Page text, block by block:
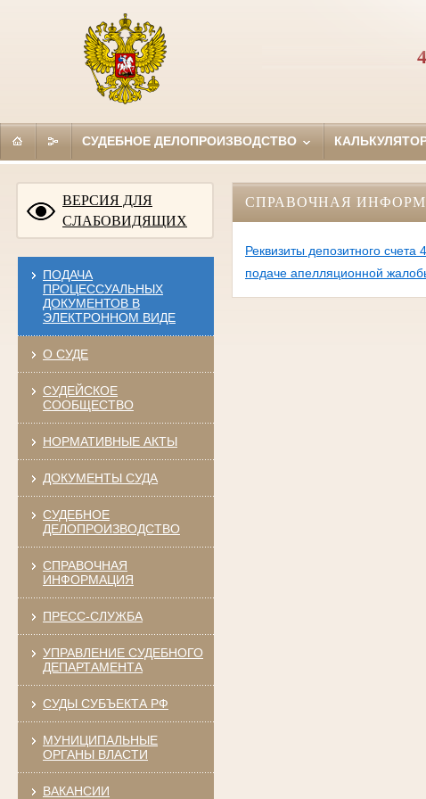
СУДЕБНОЕ ДЕЛОПРОИЗВОДСТВО
ВЕРСИЯ ДЛЯ
СЛАБОВИДЯЩИХ
ПОДАЧА
ПРОЦЕССУАЛЬНЫХ
ДОКУМЕНТОВ В
ЭЛЕКТРОННОМ ВИДЕ
О СУДЕ
СУДЕЙСКОЕ
СООБЩЕСТВО
НОРМАТИВНЫЕ АКТЫ
ДОКУМЕНТЫ СУДА
СУДЕБНОЕ
ДЕЛОПРОИЗВОДСТВО
СПРАВОЧНАЯ
ИНФОРМАЦИЯ
ПРЕСС-СЛУЖБА
УПРАВЛЕНИЕ СУДЕБНОГО
ДЕПАРТАМЕНТА
СУДЫ СУБЪЕКТА РФ
МУНИЦИПАЛЬНЫЕ
ОРГАНЫ ВЛАСТИ
ВАКАНСИИ
СПРАВОЧНАЯ
Реквизиты депозитного счета
подаче апелляционной